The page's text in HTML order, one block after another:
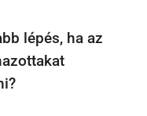
lépés, ha az